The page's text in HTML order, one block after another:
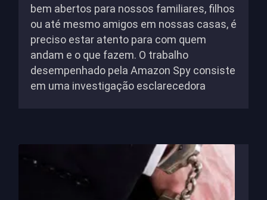
bem abertos para nossos familiares, filhos
ou até mesmo amigos em nossas casas, é
preciso estar atento para com quem
andam e o que fazem. O trabalho
desempenhado pela Amazon Spy consiste
em uma investigação esclarecedora